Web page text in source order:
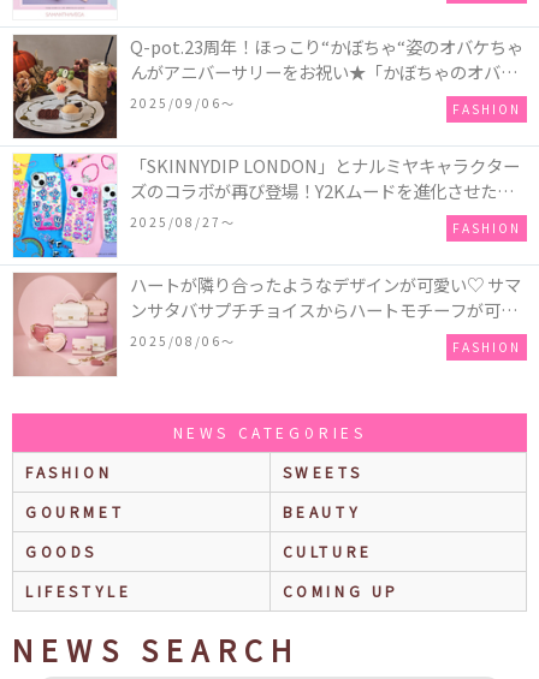
Q-pot.23周年！ほっこり“かぼちゃ“姿のオバケちゃ
んがアニバーサリーをお祝い★「かぼちゃのオバケ
ーキアクセサリー」が新発売！Q-pot CAFE.では
「かぼちゃのオバケーキプレート」も登場
2025/09/06〜 FASHION
「SKINNYDIP LONDON」とナルミヤキャラクター
ズのコラボが再び登場！Y2Kムードを進化させた新
作コレクションを発売♪
2025/08/27〜 FASHION
ハートが隣り合ったようなデザインが可愛い♡ サマ
ンサタバサプチチョイスからハートモチーフが可愛
いHeart Collectionが発売！
2025/08/06〜 FASHION
NEWS CATEGORIES
FASHION
SWEETS
GOURMET
BEAUTY
GOODS
CULTURE
LIFESTYLE
COMING UP
NEWS SEARCH